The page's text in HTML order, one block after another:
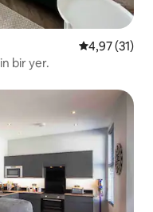
5 üzerinden
4,97 (31)
bir yer.